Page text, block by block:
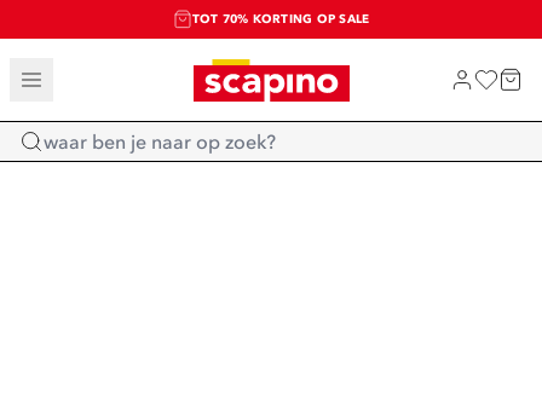
TOT 70% KORTING OP SALE
SALE: LAATSTE KANS!
SHOP NIEUW
Home